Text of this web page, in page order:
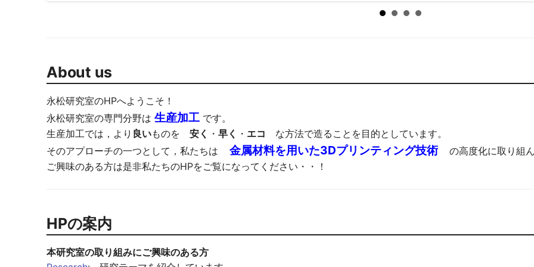
About us
永松研究室のHPへようこそ！
永松研究室の専門分野は 生産加工 です。
生産加工では，より 良いものを 安く ・ 早く ・ エコ な方法で造ることを目的としています。
そのアプローチの一つとして，私たちは
金属材料を用いた3Dプリンティング技術
の高度化に取り組
ご興味のある方は是非私たちのHPをご覧になってください・・！
HPの案内
本研究室の取り組みにご興味のある方